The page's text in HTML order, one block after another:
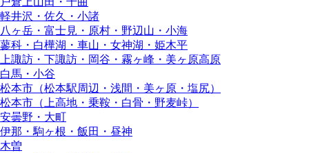
軽井沢・佐久・小諸
八ヶ岳・富士見・原村・野辺山・小海
蓼科・白樺湖・車山・女神湖・姫木平
上諏訪・下諏訪・岡谷・霧ヶ峰・美ヶ原高原
白馬・小谷
松本市（松本駅周辺・浅間・美ヶ原・塩尻）
松本市（上高地・乗鞍・白骨・野麦峠）
安曇野・大町
伊那・駒ヶ根・飯田・昼神
木曽